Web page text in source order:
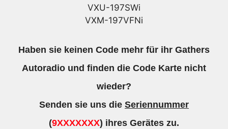
VXU-197SWi
VXM-197VFNi
Haben sie keinen Code mehr für ihr Gathers
Autoradio und finden die Code Karte nicht
wieder?
Senden sie uns die Seriennummer
(9XXXXXXX) ihres Gerätes zu.